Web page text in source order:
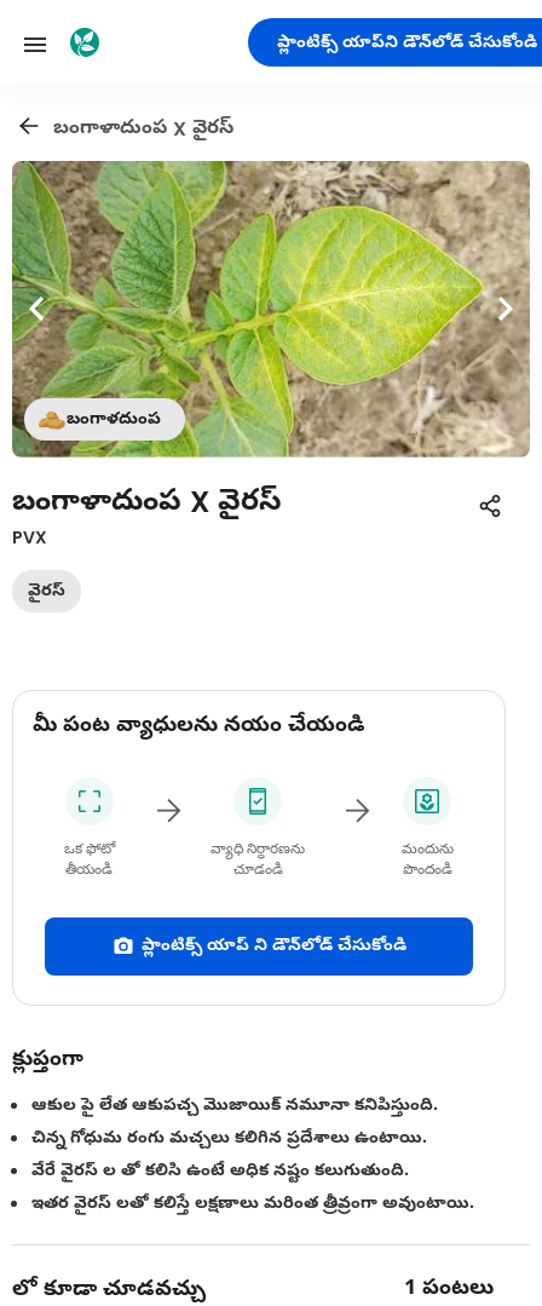
ప్లాంటిక్స్ యాప్‌ని డౌన్‌లోడ్ చేసుకోండి
బంగాళాదుంప X వైరస్
బంగాళదుంప
బంగాళాదుంప X వైరస్
PVX
వైరస్
మీ పంట వ్యాధులను నయం చేయండి
ఒక ఫోటో
తీయండి
వ్యాధి నిర్ధారణను
చూడండి
మందును
పొందండి
ప్లాంటిక్స్ యాప్ ని డౌన్‌లోడ్ చేసుకోండి
క్లుప్తంగా
ఆకుల పై లేత ఆకుపచ్చ మొజాయిక్ నమూనా కనిపిస్తుంది.
చిన్న గోధుమ రంగు మచ్చలు కలిగిన ప్రదేశాలు ఉంటాయి.
వేరే వైరస్ ల తో కలిసి ఉంటే అధిక నష్టం కలుగుతుంది.
ఇతర వైరస్ లతో కలిస్తే లక్షణాలు మరింత త్రీవ్రంగా అవుంటాయి.
లో కూడా చూడవచ్చు 1 పంటలు